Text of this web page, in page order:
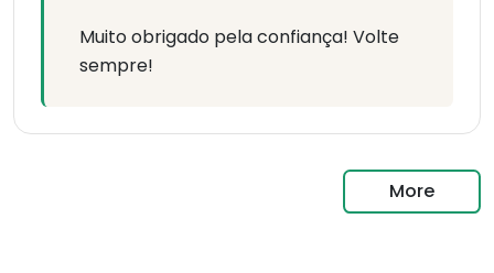
Muito obrigado pela confiança! Volte
sempre!
More